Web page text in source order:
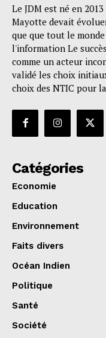
Le JDM est né en
Mayotte devait
que que tout le
l'information Le
comme un acteur
validé les choix
choix des NTIC pour
Catégories
Economie
Education
Environnement
Faits divers
Océan Indien
Politique
Santé
Société